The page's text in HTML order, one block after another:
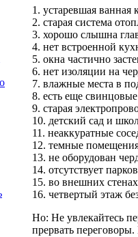
1. устаревшая ванная
2. старая система
3. хорошо слышна
4. нет встроенной
5. окна частично
6. нет изоляции на
7. влажные места в
8. есть еще
9. старая
10. детский сад и
11. неаккуратные
12. темные
13. не оборудован
14. отсутствует
15. во внешних
16. четвертый этаж
Но: Не увлекайтесь
прервать